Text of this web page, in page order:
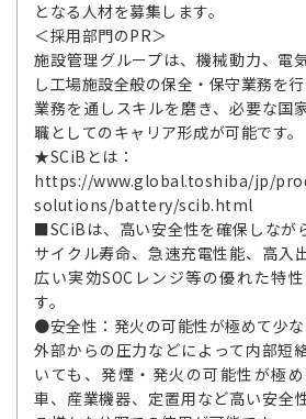
となる人材を募集します。
＜採用部門のPR＞
施設管理グループは、機械動力、電
し工場施設全般の保全・保守業務を行
業務を通しスキルを磨き、必要な国
職としてのキャリア形成が可能です。
★SCiBとは：
https://www.global.toshiba/jp/
solutions/battery/scib.html
■SCiBは、高い安全性を確保しなが
サイクル寿命、急速充電性能、高入
広い実効SOCレンジ等の優れた特
す。
●安全性：発火の可能性が極めて少
外部からの圧力などによって内部短
いても、発煙・発火の可能性が極
車、産業機器、定置用など高い安全